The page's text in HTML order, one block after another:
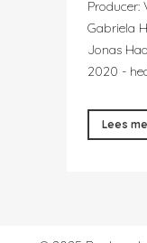
Producer:
Gabriela
Jonas
2020 -
Lees